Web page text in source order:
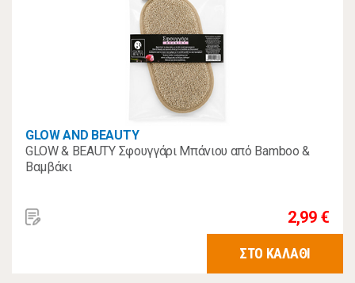
GLOW AND BEAUTY
GLOW & BEAUTY Σφουγγάρι Μπάνιου από Bamboo &
Βαμβάκι
2,99 €
ΣΤΟ ΚΑΛΑΘΙ